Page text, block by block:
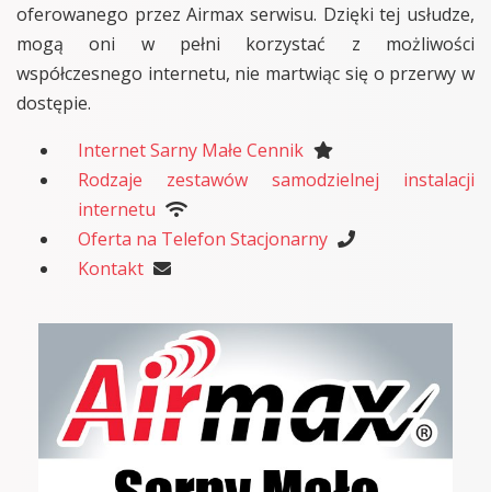
oferowanego przez Airmax serwisu. Dzięki tej usłudze,
mogą oni w pełni korzystać z możliwości
współczesnego internetu, nie martwiąc się o przerwy w
dostępie.
Internet Sarny Małe Cennik
Rodzaje zestawów samodzielnej instalacji
internetu
Oferta na Telefon Stacjonarny
Kontakt